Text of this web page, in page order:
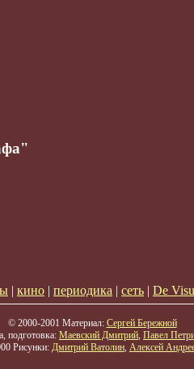
| кино | периодика | сеть | De Visu
© 2000-2001 Материал: Сергей Бережной
подготовка: Маевский Дмитрий, Павел
Рисунки: Дмитрий Ватолин, Алексей